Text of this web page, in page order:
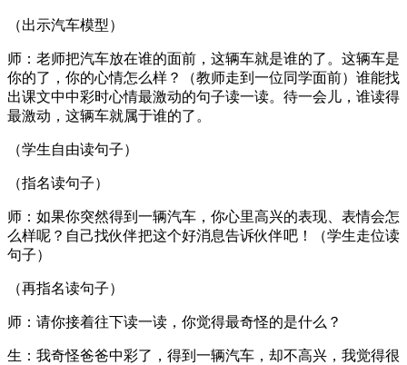
（出示汽车模型）
师：老师把汽车放在谁的面前，这辆车就是谁的了。这辆车是
你的了，你的心情怎么样？（教师走到一位同学面前）谁能找
出课文中中彩时心情最激动的句子读一读。待一会儿，谁读得
最激动，这辆车就属于谁的了。
（学生自由读句子）
（指名读句子）
师：如果你突然得到一辆汽车，你心里高兴的表现、表情会怎
么样呢？自己找伙伴把这个好消息告诉伙伴吧！（学生走位读
句子）
（再指名读句子）
师：请你接着往下读一读，你觉得最奇怪的是什么？
生：我奇怪爸爸中彩了，得到一辆汽车，却不高兴，我觉得很